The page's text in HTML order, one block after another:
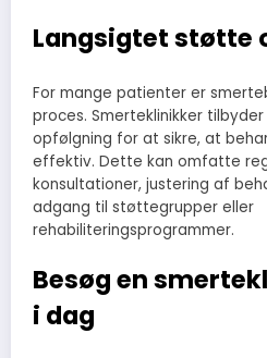
Langsigtet støtte
For mange patienter er
proces. Smerteklinikker
opfølgning for at sikre, at
effektiv. Dette kan omfatte
konsultationer, justering af
adgang til støttegrupper eller
rehabiliteringsprogrammer.
Besøg en
i dag